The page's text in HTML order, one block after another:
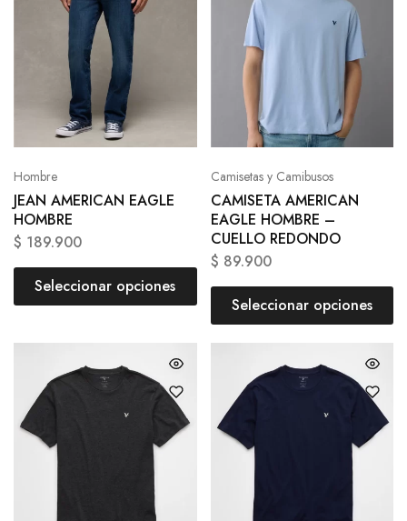
Hombre
JEAN AMERICAN EAGLE
HOMBRE
$ 189.900
Seleccionar opciones
Camisetas y Camibusos
CAMISETA AMERICAN
EAGLE HOMBRE –
CUELLO REDONDO
$ 89.900
Seleccionar opciones